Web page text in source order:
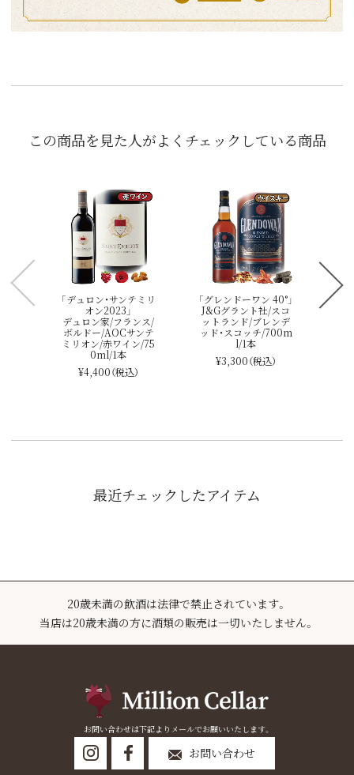
この商品を見た人がよくチェックしている商品
「デュロン・サンテミリ
オン2023」
デュロン家/フランス/
ボルドー/AOCサンテ
ミリオン/赤ワイン/75
0ml/1本
¥4,400（税込）
「グレンドーワン 40°」
J&Gグラント社/スコ
ットランド/ブレンデ
ッド・スコッチ/700m
l/1本
¥3,300（税込）
最近チェックしたアイテム
20歳未満の飲酒は法律で禁止されています。
当店は20歳未満の方に酒類の販売は一切いたしません。
お問い合わせは下記よりメールでお願いいたします。
お問い合わせ